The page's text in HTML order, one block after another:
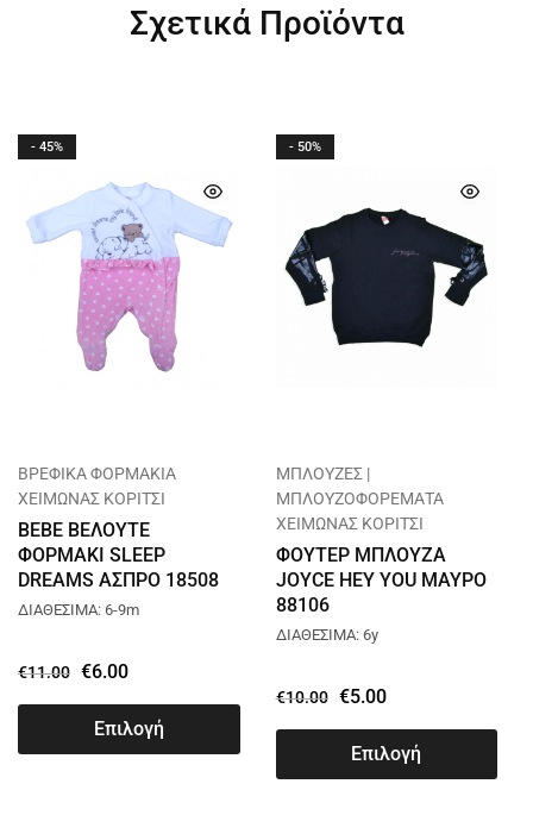
Σχετικά Προϊόντα
- 45%
ΒΡΕΦΙΚΑ ΦΟΡΜΑΚΙΑ
ΧΕΙΜΩΝΑΣ ΚΟΡΙΤΣΙ
BEBE ΒΕΛΟΥΤΕ
ΦΟΡΜΑΚΙ SLEEP
DREAMS ΑΣΠΡΟ 18508
ΔΙΑΘΕΣΙΜΑ: 6-9m
€11.00 €6.00
Επιλογή
- 50%
ΜΠΛΟΥΖΕΣ |
ΜΠΛΟΥΖΟΦΟΡΕΜΑΤΑ
ΧΕΙΜΩΝΑΣ ΚΟΡΙΤΣΙ
ΦΟΥΤΕΡ ΜΠΛΟΥΖΑ
JOYCE HEY YOU ΜΑΥΡΟ
88106
ΔΙΑΘΕΣΙΜΑ: 6y
€10.00 €5.00
Επιλογή